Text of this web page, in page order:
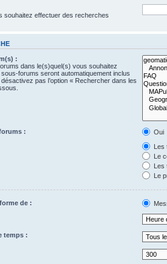
souhaitez effectuer des recherches
:
dans le(s)quel(s) vous souhaitez
forums seront automatiquement inclus
pas l’option « Rechercher dans les
:
Oui
Les
Le
Les
Le
de :
temps :